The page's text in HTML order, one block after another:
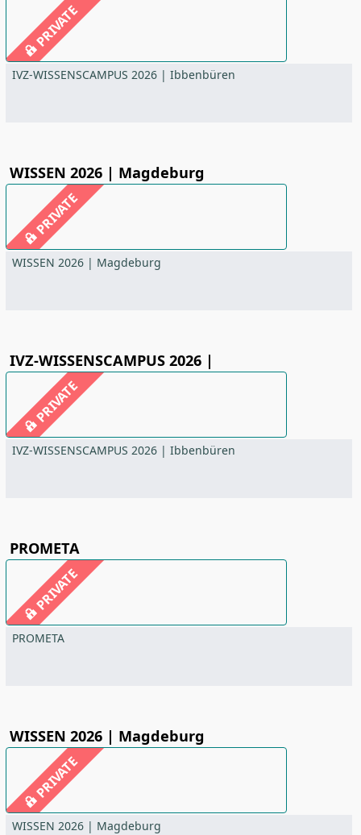
PRIVATE
IVZ-WISSENSCAMPUS 2026 | Ibbenbüren
WISSEN 2026 | Magdeburg
PRIVATE
WISSEN 2026 | Magdeburg
IVZ-WISSENSCAMPUS 2026 |
PRIVATE
IVZ-WISSENSCAMPUS 2026 | Ibbenbüren
PROMETA
PRIVATE
PROMETA
WISSEN 2026 | Magdeburg
PRIVATE
WISSEN 2026 | Magdeburg